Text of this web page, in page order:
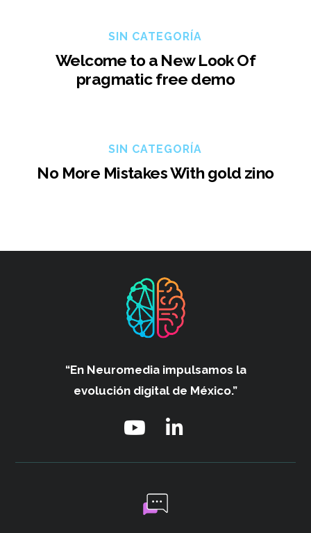
SIN CATEGORÍA
Welcome to a New Look Of
pragmatic free demo
SIN CATEGORÍA
No More Mistakes With gold zino
“En Neuromedia impulsamos la
evolución digital de México.”